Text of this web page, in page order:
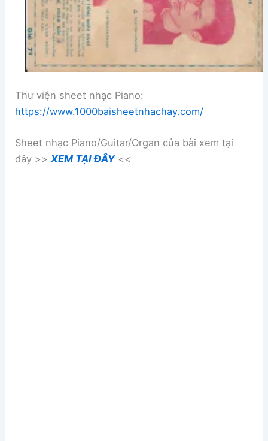
Thư viện sheet nhạc Piano:
https://www.1000baisheetnhachay.com/
Sheet nhạc Piano/Guitar/Organ của bài xem tại
đây >>XEM TẠI ĐÂY<<